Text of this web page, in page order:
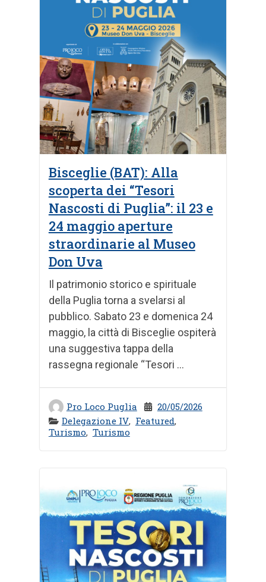
Bisceglie (BAT): Alla
scoperta dei “Tesori
Nascosti di Puglia”: il 23 e
24 maggio aperture
straordinarie al Museo
Don Uva
Pro Loco Puglia
20/05/2026
Delegazione IV, Featured,
Turismo, Turismo
Il patrimonio storico e spirituale
della Puglia torna a svelarsi al
pubblico. Sabato 23 e domenica 24
maggio, la città di Bisceglie ospiterà
una suggestiva tappa della
rassegna regionale “Tesori ...